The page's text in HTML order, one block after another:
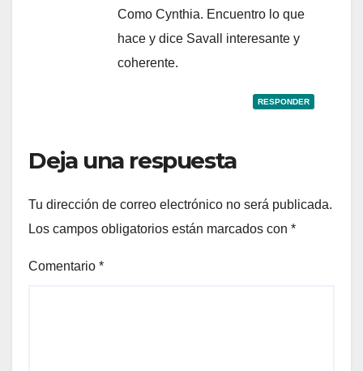
Como Cynthia. Encuentro lo que
hace y dice Savall interesante y
coherente.
RESPONDER
Deja una respuesta
Tu dirección de correo electrónico no será publicada.
Los campos obligatorios están marcados con *
Comentario *